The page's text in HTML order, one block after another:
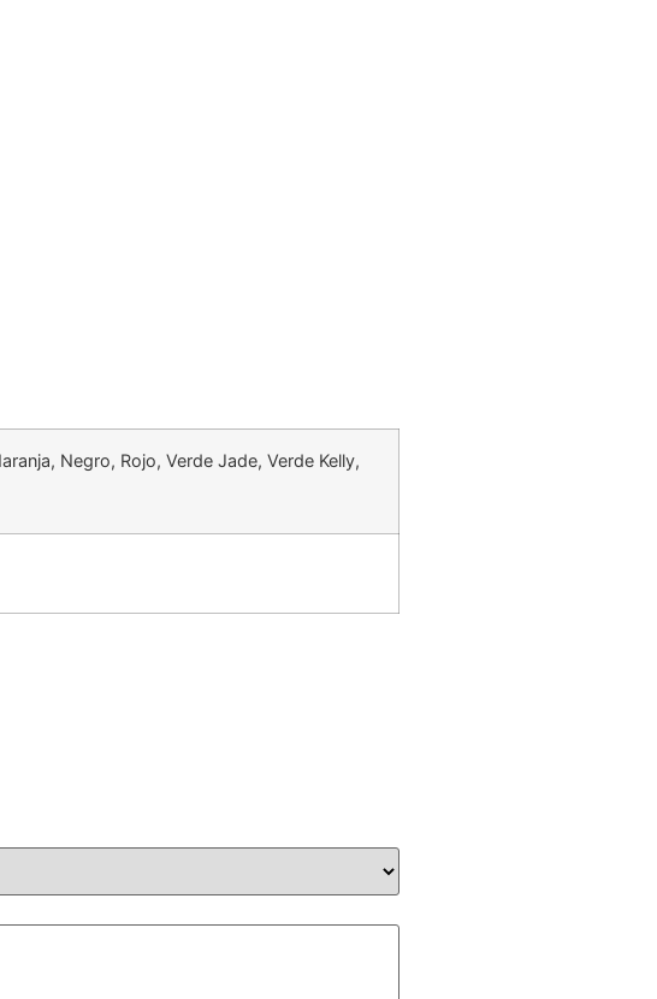
Negro, Rojo, Verde Jade, Verde Kelly,